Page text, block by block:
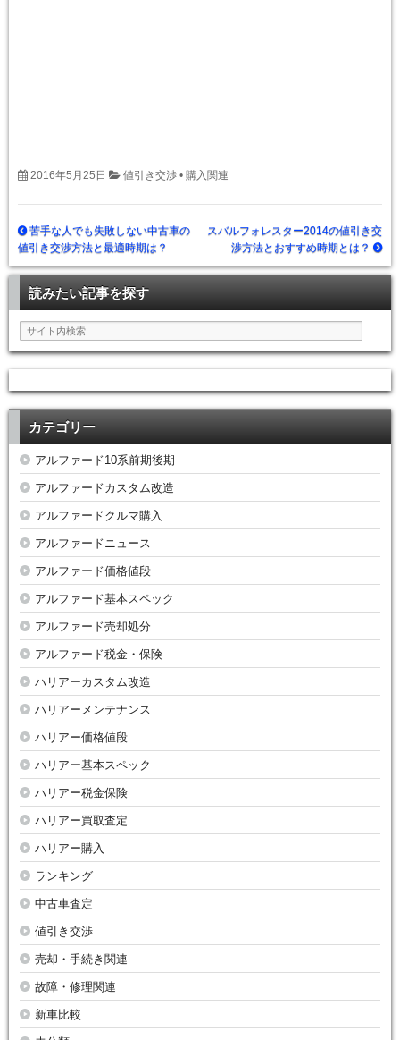
2016年5月25日 値引き交渉• 購入関連
苦手な人でも失敗しない中古車の
値引き交渉方法と最適時期は？
スバルフォレスター2014の値引き交
渉方法とおすすめ時期とは？
読みたい記事を探す
カテゴリー
アルファード10系前期後期
アルファードカスタム改造
アルファードクルマ購入
アルファードニュース
アルファード価格値段
アルファード基本スペック
アルファード売却処分
アルファード税金・保険
ハリアーカスタム改造
ハリアーメンテナンス
ハリアー価格値段
ハリアー基本スペック
ハリアー税金保険
ハリアー買取査定
ハリアー購入
ランキング
中古車査定
値引き交渉
売却・手続き関連
故障・修理関連
新車比較